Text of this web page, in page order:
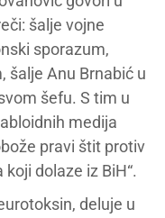
šalje vojne
sporazum,
šalje Anu Brnabić u
šefu. S tim u
medija
pravi štit protiv
dolaze iz BiH“.
deluje u